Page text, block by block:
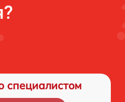
специалистом